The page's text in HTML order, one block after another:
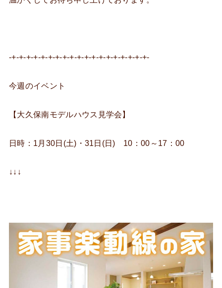
-+-+-+-+-+-+-+-+-+-+-+-+-+-+-+-+-+-+-+-
今週のイベント
【大久保南モデルハウス見学会】
日時：1月30日(土)・31日(日) 10：00～17：00
↓↓↓